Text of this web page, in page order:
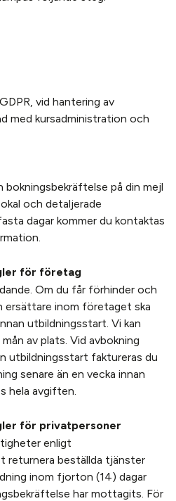
vid hantering av
med kursadministration och
bokningsbekräftelse på din mejl
och detaljerade
dagar kommer du kontaktas
för företag
Om du får förhinder och
ersättare inom företaget ska
utbildningsstart. Vi kan
av plats. Vid avbokning
utbildningsstart faktureras du
senare än en vecka innan
hela avgiften.
för privatpersoner
enligt
returnera beställda tjänster
inom fjorton (14) dagar
har mottagits. För